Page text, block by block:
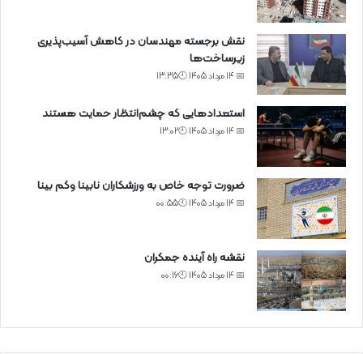
نقش برجسته مهندسان در کاهش آسیب‌پذیری
زیرساخت‌ها
📅 14 مرداد 1405 🕙13:35
استعدادهایی که چشم‌انتظار حمایت هستند
📅 14 مرداد 1405 🕙13:02
ضرورت توجه خاص به ورزشکاران نابینا وکم بینا
📅 14 مرداد 1405 🕙00:55
نقشه راه آینده جمکران
📅 14 مرداد 1405 🕙00:16